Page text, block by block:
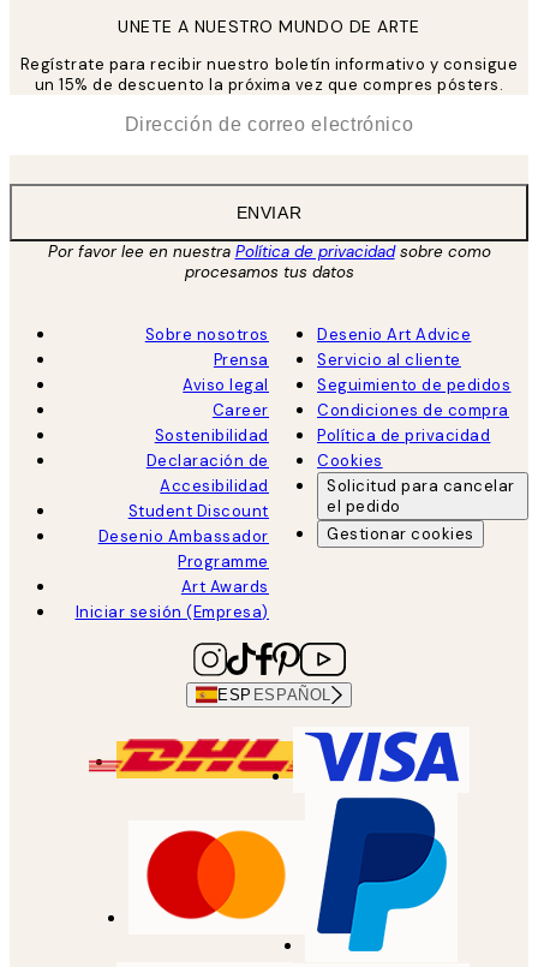
UNETE A NUESTRO MUNDO DE ARTE
Regístrate para recibir nuestro boletín informativo y consigue
un 15% de descuento la próxima vez que compres pósters.
ENVIAR
Por favor lee en nuestra Política de privacidadsobre como
procesamos tus datos
Sobre nosotros
Prensa
Aviso legal
Career
Sostenibilidad
Declaración de
Accesibilidad
Student Discount
Desenio Ambassador
Programme
Art Awards
Iniciar sesión (Empresa)
Desenio Art Advice
Servicio al cliente
Seguimiento de pedidos
Condiciones de compra
Política de privacidad
Cookies
Solicitud para cancelar
el pedido
Gestionar cookies
ESP ESPAÑOL